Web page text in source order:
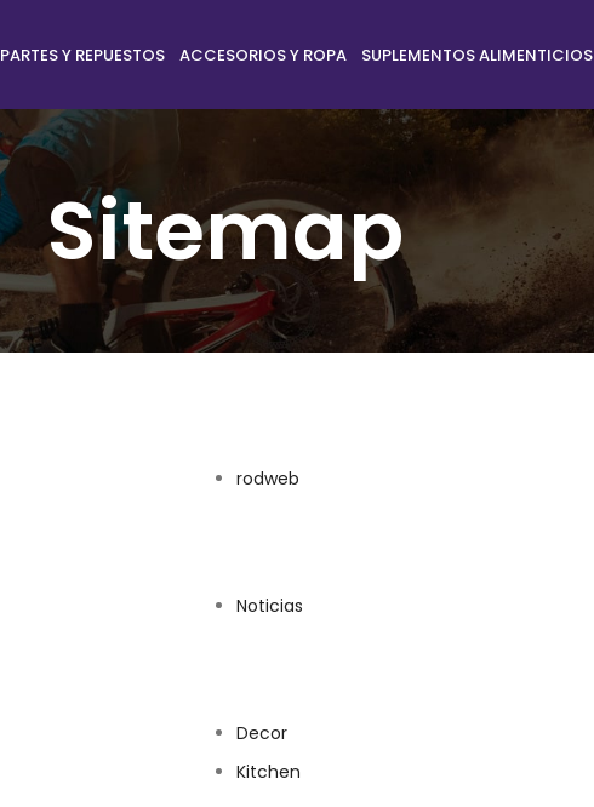
PARTES Y REPUESTOS ACCESORIOS Y ROPA SUPLEMENTOS ALIMENTICIOS
Sitemap
rodweb
Noticias
Decor
Kitchen